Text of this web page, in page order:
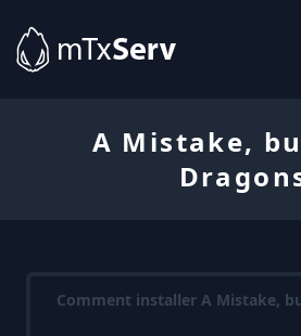
A Mistake,
Comment installer A Mistake,